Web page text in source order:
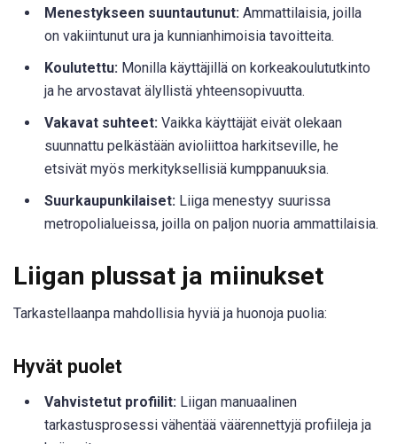
Menestykseen suuntautunut: Ammattilaisia, joilla
on vakiintunut ura ja kunnianhimoisia tavoitteita.
Koulutettu: Monilla käyttäjillä on korkeakoulututkinto
ja he arvostavat älyllistä yhteensopivuutta.
Vakavat suhteet: Vaikka käyttäjät eivät olekaan
suunnattu pelkästään avioliittoa harkitseville, he
etsivät myös merkityksellisiä kumppanuuksia.
Suurkaupunkilaiset: Liiga menestyy suurissa
metropolialueissa, joilla on paljon nuoria ammattilaisia.
Liigan plussat ja miinukset
Tarkastellaanpa mahdollisia hyviä ja huonoja puolia:
Hyvät puolet
Vahvistetut profiilit: Liigan manuaalinen
tarkastusprosessi vähentää väärennettyjä profiileja ja